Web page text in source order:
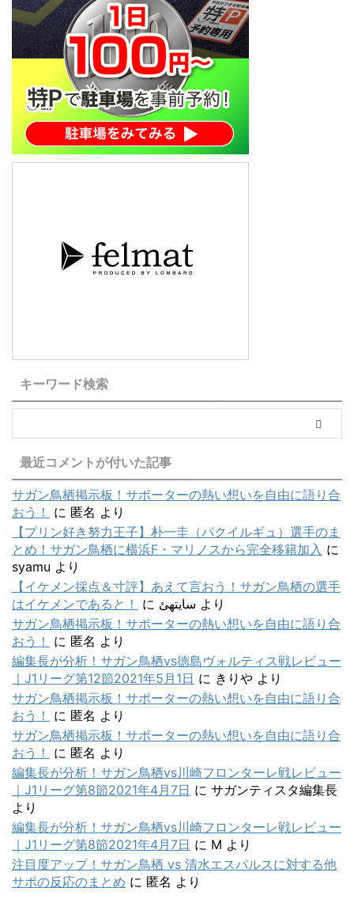
キーワード検索
最近コメントが付いた記事
サガン鳥栖掲示板！サポーターの熱い想いを自由に語り合
おう！
に 匿名 より
【プリン好き努力王子】朴一圭（パクイルギュ）選手のま
とめ！サガン鳥栖に横浜F・マリノスから完全移籍加入 に
syamu より
【イケメン採点＆寸評】あえて言おう！サガン鳥栖の選手
はイケメンであると！
に سایتهئ より
サガン鳥栖掲示板！サポーターの熱い想いを自由に語り合
おう！
に 匿名 より
編集長が分析！サガン鳥栖vs徳島ヴォルティス戦レビュー
｜J1リーグ第12節2021年5月1日 に きりや より
サガン鳥栖掲示板！サポーターの熱い想いを自由に語り合
おう！
に 匿名 より
サガン鳥栖掲示板！サポーターの熱い想いを自由に語り合
おう！
に 匿名 より
編集長が分析！サガン鳥栖vs川崎フロンターレ戦レビュー
｜J1リーグ第8節2021年4月7日 に サガンティスタ編集長
より
編集長が分析！サガン鳥栖vs川崎フロンターレ戦レビュー
｜J1リーグ第8節2021年4月7日 に M より
注目度アップ！サガン鳥栖 vs 清水エスパルスに対する他
サポの反応のまとめ に 匿名 より